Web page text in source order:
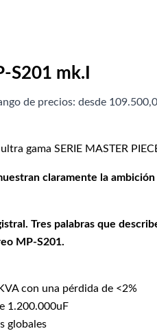
S201 mk.I
de precios: desde
gama SERIE MASTER
claramente la
Tres palabras que
MP-S201.
con una pérdida de <2%
1.200.000uF
globales